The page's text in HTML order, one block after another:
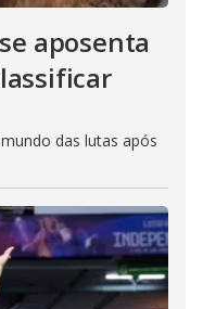
aposenta
das lutas após